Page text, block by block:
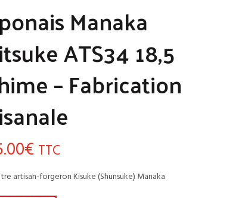
Manaka
ATS34 18,5
– Fabrication
€ TTC
artisan-forgeron Kisuke (Shunsuke) Manaka